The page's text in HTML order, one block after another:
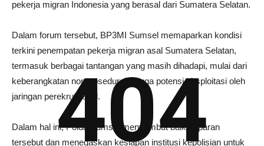
pekerja migran Indonesia yang berasal dari Sumatera Selatan.
Dalam forum tersebut, BP3MI Sumsel memaparkan kondisi
terkini penempatan pekerja migran asal Sumatera Selatan,
termasuk berbagai tantangan yang masih dihadapi, mulai dari
keberangkatan nonprosedural hingga potensi eksploitasi oleh
jaringan perekrut ilegal.
Dalam hal ini, Polda Sumsel menyambut baik paparan
tersebut dan menegaskan kesiapan institusi kepolisian untuk
404